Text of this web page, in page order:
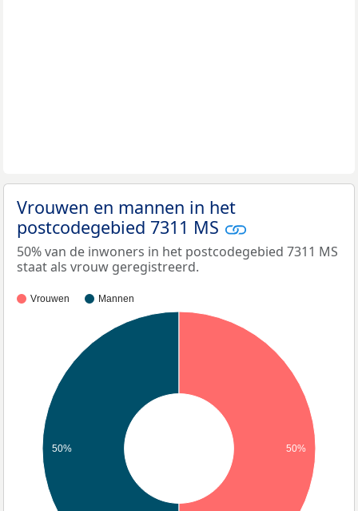
Vrouwen en mannen in het
postcodegebied 7311 MS
50% van de inwoners in het postcodegebied 7311 MS
staat als vrouw geregistreerd.
Vrouwen Mannen
50% 50%